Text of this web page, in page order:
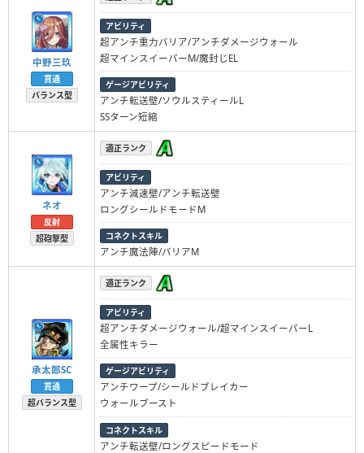
中野三玖
貫通
バランス型
アビリティ
超アンチ重力バリア/アンチダメージウォール
超マインスイーパーM/魔封じEL
ゲージアビリティ
アンチ転送壁/ソウルスティールL
SSターン短縮
ネオ
反射
超砲撃型
適正ランク
アビリティ
アンチ減速壁/アンチ転送壁
ロングシールドモードM
コネクトスキル
アンチ魔法陣/バリアM
承太郎SC
貫通
超バランス型
適正ランク
アビリティ
超アンチダメージウォール/超マインスイーパーL
全属性キラー
ゲージアビリティ
アンチワープ/シールドブレイカー
ウォールブースト
コネクトスキル
アンチ転送壁/ロングスピードモード